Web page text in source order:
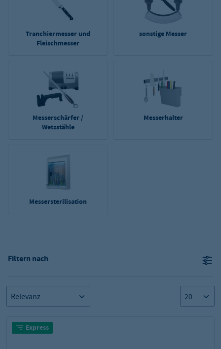
Tranchiermesser und
Fleischmesser
sonstige Messer
Messerschärfer /
Wetzstähle
Messerhalter
Messersterilisation
Filtern nach
Express